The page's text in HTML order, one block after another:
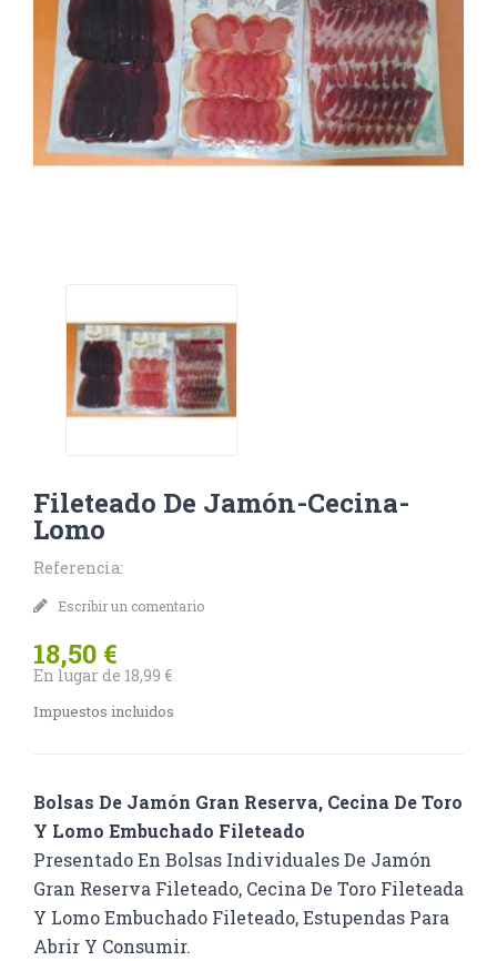
Fileteado De Jamón-Cecina-
Lomo
Referencia:
Escribir un comentario
18,50 €
En lugar de 18,99 €
Impuestos incluidos
Bolsas De Jamón Gran Reserva, Cecina De Toro
Y Lomo Embuchado Fileteado
Presentado En Bolsas Individuales De Jamón
Gran Reserva Fileteado, Cecina De Toro Fileteada
Y Lomo Embuchado Fileteado, Estupendas Para
Abrir Y Consumir.